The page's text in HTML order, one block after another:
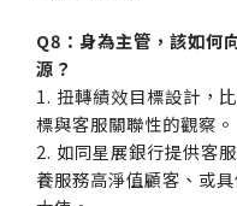
Q8：身為主管，該如何
源？
1. 扭轉績效目標設計，
標與客服關聯性的觀察。
2. 如同星展銀行提供客
養服務高淨值顧客、或